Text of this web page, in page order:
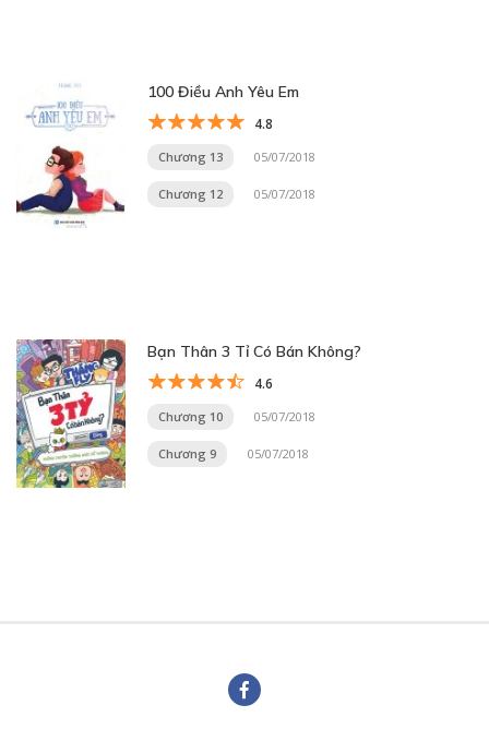
100 Điều Anh Yêu Em
4.8
Chương 13 05/07/2018
Chương 12 05/07/2018
Bạn Thân 3 Tỉ Có Bán Không?
4.6
Chương 10 05/07/2018
Chương 9 05/07/2018